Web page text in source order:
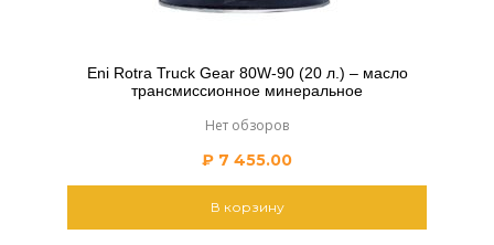
Eni Rotra Truck Gear 80W-90 (20 л.) – масло
трансмиссионное минеральное
Нет обзоров
₽ 7 455.00
В корзину